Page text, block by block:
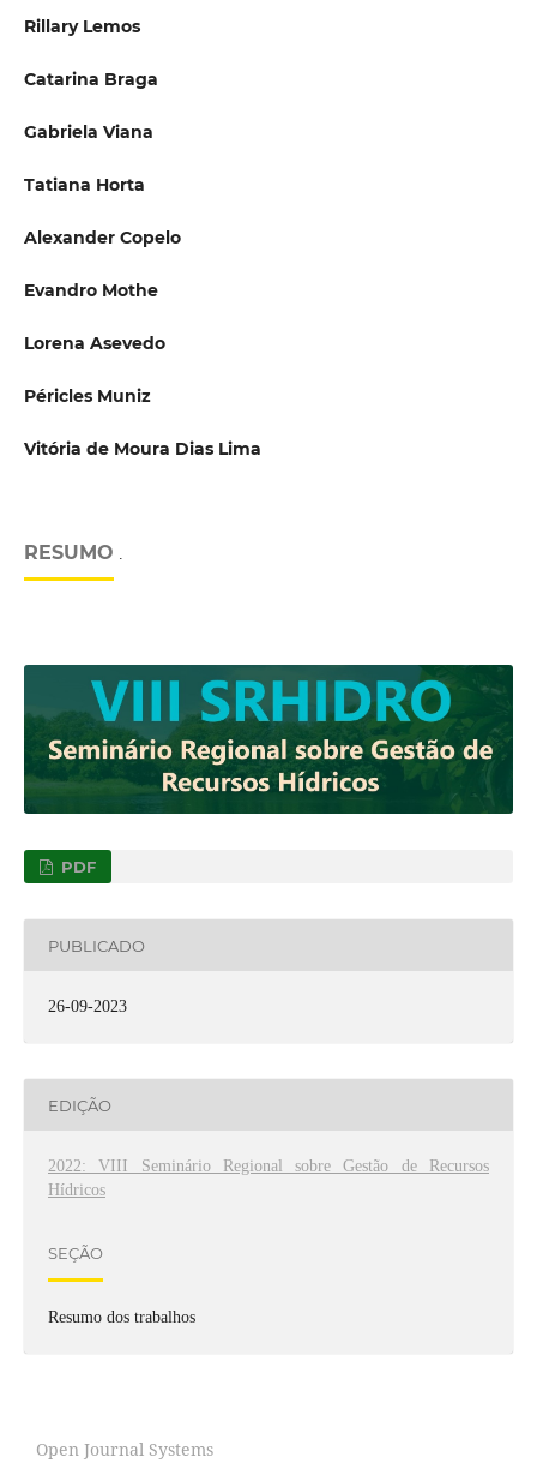
Rillary Lemos
Catarina Braga
Gabriela Viana
Tatiana Horta
Alexander Copelo
Evandro Mothe
Lorena Asevedo
Péricles Muniz
Vitória de Moura Dias Lima
RESUMO .
PDF
PUBLICADO
26-09-2023
EDIÇÃO
2022: VIII Seminário Regional sobre Gestão de Recursos
Hídricos
SEÇÃO
Resumo dos trabalhos
Open Journal Systems